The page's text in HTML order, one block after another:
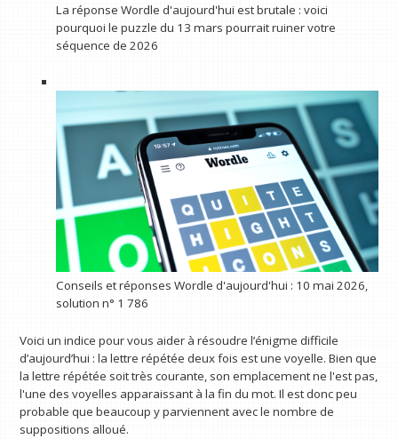
La réponse Wordle d'aujourd'hui est brutale : voici
pourquoi le puzzle du 13 mars pourrait ruiner votre
séquence de 2026
Conseils et réponses Wordle d'aujourd'hui : 10 mai 2026,
solution n° 1 786
Voici un indice pour vous aider à résoudre l’énigme difficile
d’aujourd’hui : la lettre répétée deux fois est une voyelle. Bien que
la lettre répétée soit très courante, son emplacement ne l'est pas,
l'une des voyelles apparaissant à la fin du mot. Il est donc peu
probable que beaucoup y parviennent avec le nombre de
suppositions alloué.